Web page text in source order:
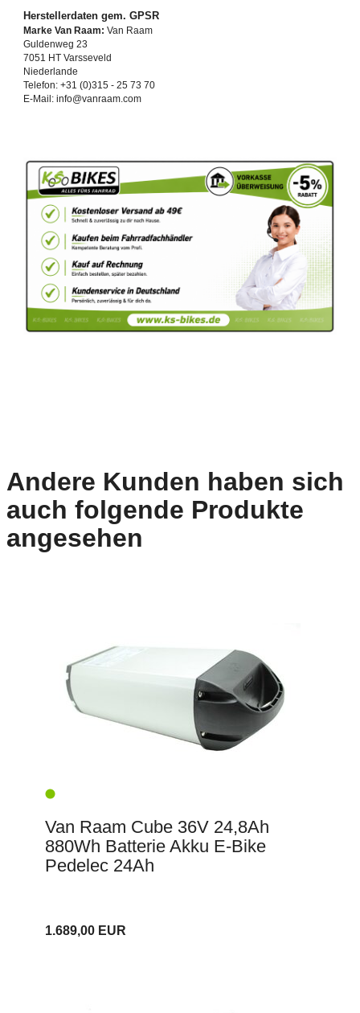
Herstellerdaten gem. GPSR
Marke Van Raam: Van Raam
Guldenweg 23
7051 HT Varsseveld
Niederlande
Telefon: +31 (0)315 - 25 73 70
E-Mail: info@vanraam.com
Andere Kunden haben sich
auch folgende Produkte
angesehen
Van Raam Cube 36V 24,8Ah
880Wh Batterie Akku E-Bike
Pedelec 24Ah
1.689,00 EUR